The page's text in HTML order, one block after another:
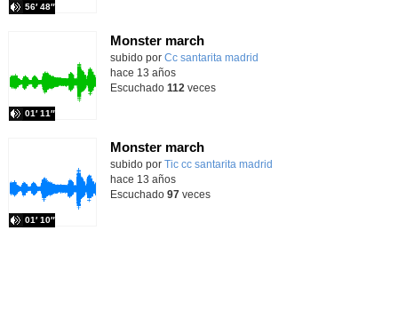
56′ 48″
Monster march
subido por Cc santarita madrid
01′ 11″
hace 13 años
Escuchado 112 veces
Monster march
subido por Tic cc santarita madrid
01′ 10″
hace 13 años
Escuchado 97veces